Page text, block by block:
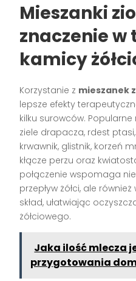
Mieszanki
znaczenie w
kamicy
Korzystanie z mieszanek
lepsze efekty
kilku surowców.
ziele drapacza, rdest
krwawnik, glistnik, korzeń
kłącze perzu oraz
połączenie wspomaga
przepływ żółci, ale
skład, ułatwiając
żółciowego.
Jaka ilość mlecza
przygotowania